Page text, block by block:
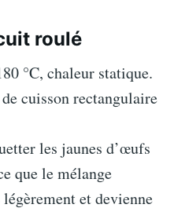
roulé
°C, chaleur statique.
cuisson rectangulaire
les jaunes d’œufs
que le mélange
et devienne